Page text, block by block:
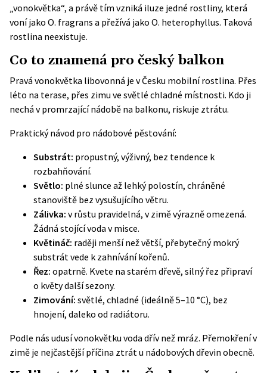
„vonokvětka“, a právě tím vzniká iluze jedné rostliny, která
voní jako O. fragrans a přežívá jako O. heterophyllus. Taková
rostlina neexistuje.
Co to znamená pro český balkon
Pravá vonokvětka libovonná je v Česku mobilní rostlina. Přes
léto na terase, přes zimu ve světlé chladné místnosti. Kdo ji
nechá v promrzající nádobě na balkonu, riskuje ztrátu.
Praktický návod pro nádobové pěstování:
Substrát: propustný, výživný, bez tendence k
rozbahňování.
Světlo: plné slunce až lehký polostín, chráněné
stanoviště bez vysušujícího větru.
Zálivka: v růstu pravidelná, v zimě výrazně omezená.
Žádná stojící voda v misce.
Květináč: raději menší než větší, přebytečný mokrý
substrát vede k zahnívání kořenů.
Řez: opatrně. Kvete na starém dřevě, silný řez připraví
o květy další sezony.
Zimování: světlé, chladné (ideálně 5–10 °C), bez
hnojení, daleko od radiátoru.
Podle nás udusí vonokvětku voda dřív než mráz. Přemokření v
zimě je nejčastější příčina ztrát u nádobových dřevin obecně.